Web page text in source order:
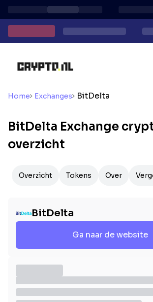
Home Exchanges BitDelta
BitDelta Exchange
overzicht
Overzicht Tokens Over
BitDelta
Ga naar de website